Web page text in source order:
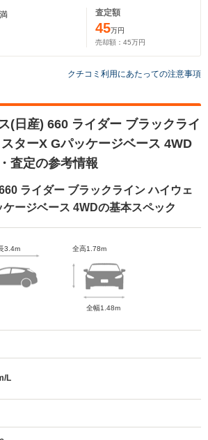
査定額
45万円
売却額： 45万円
クチコミ利用にあたっての注意事項
(日産) 660 ライダー ブラックライ
ターX Gパッケージベース 4WD
査定の参考情報
ライダー ブラックライン ハイウェ
ージベース 4WDの基本スペック
3.4m 全高1.78m
全幅1.48m
L